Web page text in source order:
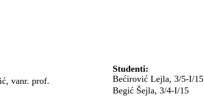
Studenti:
vanr. prof.
Bećirović Lejla, 3/5-I/15
Begić Šejla, 3/4-I/15